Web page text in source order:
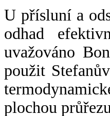
U přísluní a
odhad
uvažováno
použit
plochou